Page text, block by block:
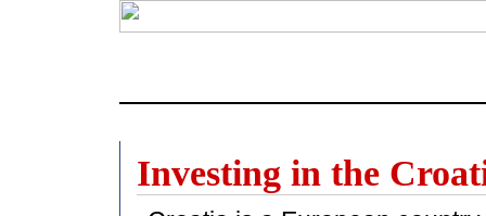
Investing in the